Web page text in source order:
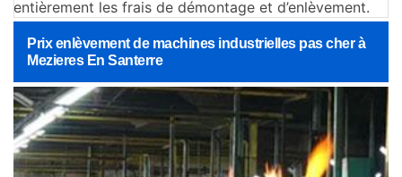
entièrement les frais de démontage et d’enlèvement.
Prix enlèvement de machines industrielles pas cher à
Mezieres En Santerre